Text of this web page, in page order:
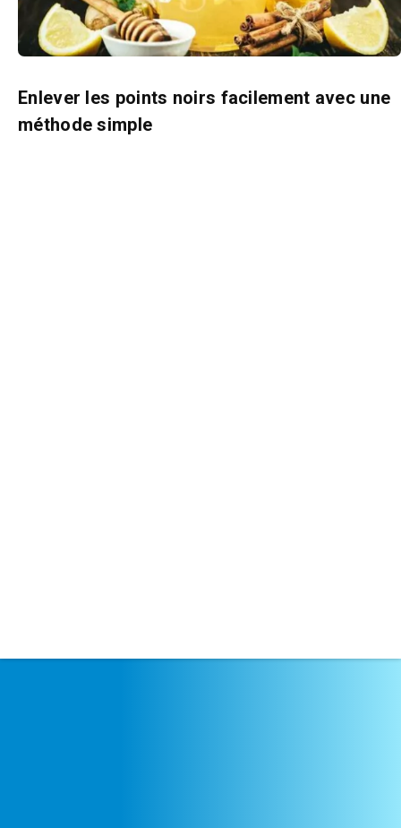
Enlever les points noirs facilement avec une
méthode simple